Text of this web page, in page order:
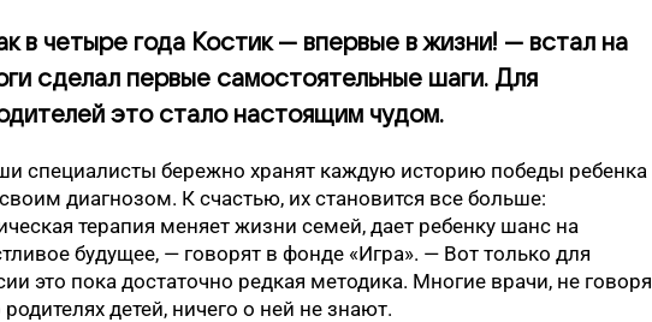
в четыре года Костик — впервые в жизни! — встал на
сделал первые самостоятельные шаги. Для
это стало настоящим чудом.
специалисты бережно хранят каждую историю победы ребенка
диагнозом. К счастью, их становится все больше:
терапия меняет жизни семей, дает ребенку шанс на
будущее, — говорят в фонде «Игра». — Вот только для
это пока достаточно редкая методика. Многие врачи, не говоря
детей, ничего о ней не знают.